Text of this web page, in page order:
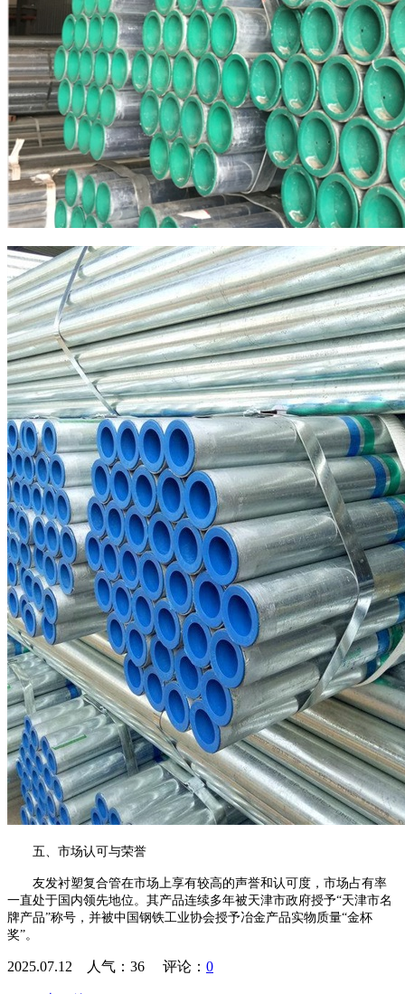
五、市场认可与荣誉
友发衬塑复合管在市场上享有较高的声誉和认可度，市场占有率
一直处于国内领先地位。其产品连续多年被天津市政府授予“天津市名
牌产品”称号，并被中国钢铁工业协会授予冶金产品实物质量“金杯
奖”。
2025.07.12 人气： 36 评论： 0